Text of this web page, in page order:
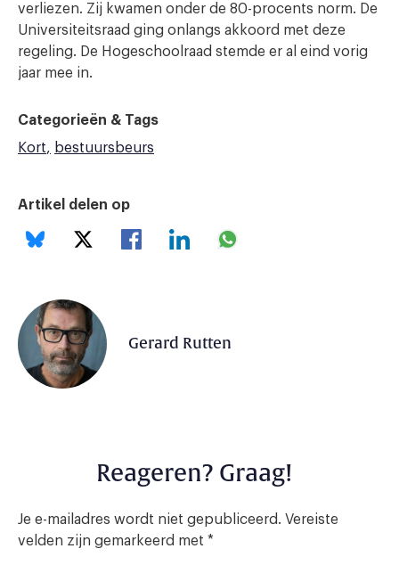
verliezen. Zij kwamen onder de 80-procents norm. De
Universiteitsraad ging onlangs akkoord met deze
regeling. De Hogeschoolraad stemde er al eind vorig
jaar mee in.
Categorieën & Tags
Kort
bestuursbeurs
Artikel delen op
Gerard Rutten
Reageren? Graag!
Je e-mailadres wordt niet gepubliceerd. Vereiste
velden zijn gemarkeerd met *